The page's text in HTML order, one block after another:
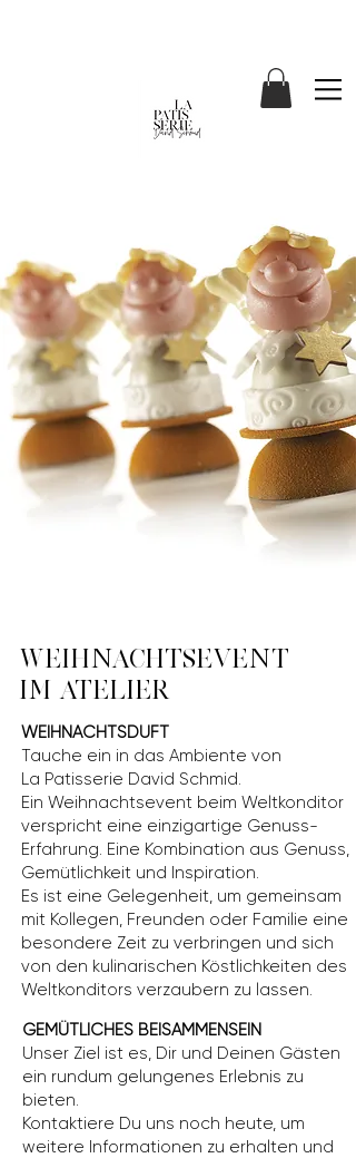
WEIHNACHTSEVENT
IM ATELIER
WEIHNACHTSDUFT
Tauche ein in das Ambiente von
La Patisserie David Schmid.
Ein Weihnachtsevent beim Weltkonditor
verspricht eine einzigartige Genuss-
Erfahrung. Eine Kombination aus Genuss,
Gemütlichkeit und Inspiration.
Es ist eine Gelegenheit, um gemeinsam
mit Kollegen, Freunden oder Familie eine
besondere Zeit zu verbringen und sich
von den kulinarischen Köstlichkeiten des
Weltkonditors verzaubern zu lassen.
GEMÜTLICHES BEISAMMENSEIN
Unser Ziel ist es, Dir und Deinen Gästen
ein rundum gelungenes Erlebnis zu
bieten.
Kontaktiere Du uns noch heute, um
weitere Informationen zu erhalten und